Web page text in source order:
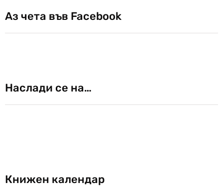
Аз чета във Facebook
Наслади се на…
Книжен календар